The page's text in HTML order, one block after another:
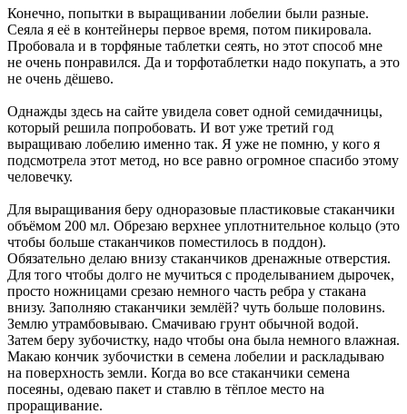
Конечно, попытки в выращивании лобелии были разные.
Сеяла я её в контейнеры первое время, потом пикировала.
Пробовала и в торфяные таблетки сеять, но этот способ мне
не очень понравился. Да и торфотаблетки надо покупать, а это
не очень дёшево.
Однажды здесь на сайте увидела совет одной семидачницы,
который решила попробовать. И вот уже третий год
выращиваю лобелию именно так. Я уже не помню, у кого я
подсмотрела этот метод, но все равно огромное спасибо этому
человечку.
Для выращивания беру одноразовые пластиковые стаканчики
объёмом 200 мл. Обрезаю верхнее уплотнительное кольцо (это
чтобы больше стаканчиков поместилось в поддон).
Обязательно делаю внизу стаканчиков дренажные отверстия.
Для того чтобы долго не мучиться с проделыванием дырочек,
просто ножницами срезаю немного часть ребра у стакана
внизу. Заполняю стаканчики землёй? чуть больше половинs.
Землю утрамбовываю. Смачиваю грунт обычной водой.
Затем беру зубочистку, надо чтобы она была немного влажная.
Макаю кончик зубочистки в семена лобелии и раскладываю
на поверхность земли. Когда во все стаканчики семена
посеяны, одеваю пакет и ставлю в тёплое место на
проращивание.